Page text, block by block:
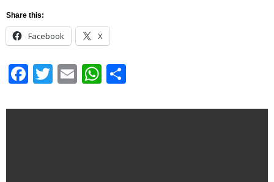
Share this:
Facebook X
Facebook
Twitter
EmailWhatsApp